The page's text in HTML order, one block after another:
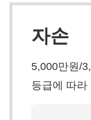
자손
5,000만원/
등급에 따라